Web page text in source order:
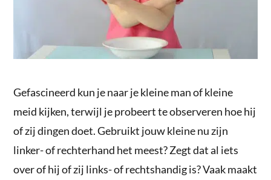
Gefascineerd kun je naar je kleine man of kleine
meid kijken, terwijl je probeert te observeren hoe hij
of zij dingen doet. Gebruikt jouw kleine nu zijn
linker- of rechterhand het meest? Zegt dat al iets
over of hij of zij links- of rechtshandig is? Vaak maakt